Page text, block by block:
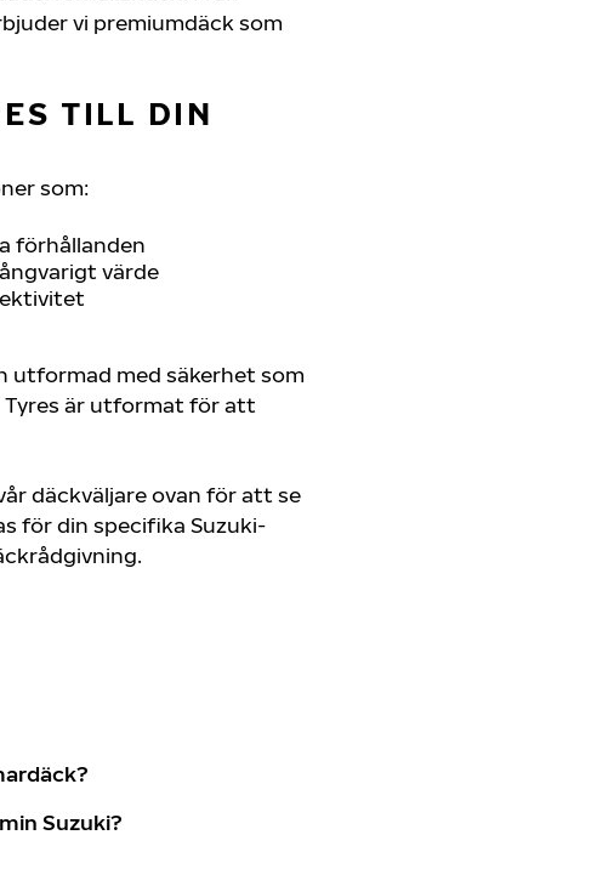
vi premiumdäck som
TILL DIN
som:
förhållanden
värde
utformad med säkerhet som
Tyres är utformat för att
däckväljare ovan för att se
för din specifika Suzuki-
Suzuki?